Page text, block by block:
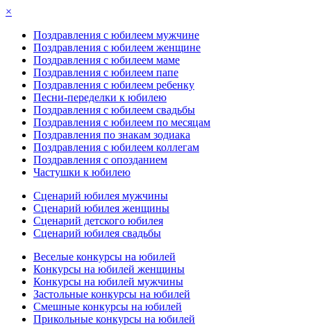
×
Поздравления с юбилеем мужчине
Поздравления с юбилеем женщине
Поздравления с юбилеем маме
Поздравления с юбилеем папе
Поздравления с юбилеем ребенку
Песни-переделки к юбилею
Поздравления с юбилеем свадьбы
Поздравления с юбилеем по месяцам
Поздравления по знакам зодиака
Поздравления с юбилеем коллегам
Поздравления с опозданием
Частушки к юбилею
Сценарий юбилея мужчины
Сценарий юбилея женщины
Сценарий детского юбилея
Сценарий юбилея свадьбы
Веселые конкурсы на юбилей
Конкурсы на юбилей женщины
Конкурсы на юбилей мужчины
Застольные конкурсы на юбилей
Смешные конкурсы на юбилей
Прикольные конкурсы на юбилей